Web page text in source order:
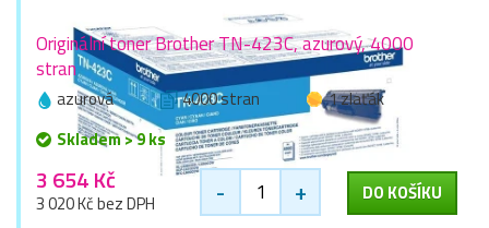
Originální toner Brother TN-423C, azurový, 4000
stran
azurová 4000 stran
1 zlaťák
Skladem > 9 ks
3 654 Kč
3 020 Kč bez DPH - + DO KOŠÍKU